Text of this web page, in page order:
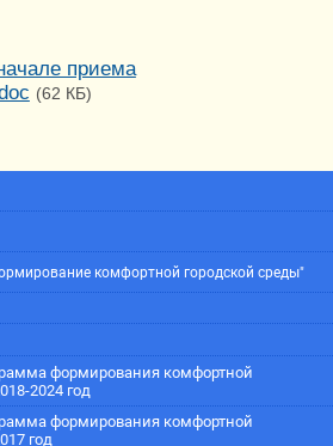
приема
(62 КБ)
комфортной городской среды"
формирования комфортной
2024 год
формирования комфортной
год